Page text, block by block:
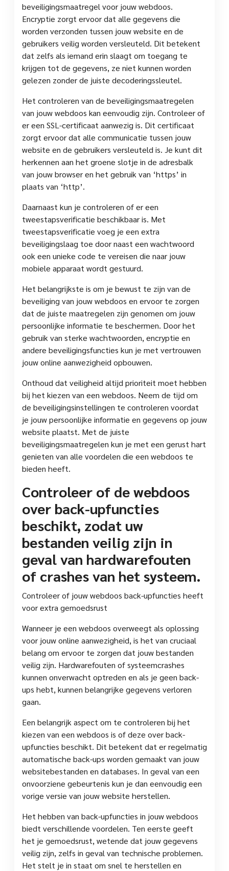
beveiligingsmaatregel voor jouw webdoos.
Encryptie zorgt ervoor dat alle gegevens die
worden verzonden tussen jouw website en de
gebruikers veilig worden versleuteld. Dit betekent
dat zelfs als iemand erin slaagt om toegang te
krijgen tot de gegevens, ze niet kunnen worden
gelezen zonder de juiste decoderingssleutel.
Het controleren van de beveiligingsmaatregelen
van jouw webdoos kan eenvoudig zijn. Controleer of
er een SSL-certificaat aanwezig is. Dit certificaat
zorgt ervoor dat alle communicatie tussen jouw
website en de gebruikers versleuteld is. Je kunt dit
herkennen aan het groene slotje in de adresbalk
van jouw browser en het gebruik van ‘https’ in
plaats van ‘http’.
Daarnaast kun je controleren of er een
tweestapsverificatie beschikbaar is. Met
tweestapsverificatie voeg je een extra
beveiligingslaag toe door naast een wachtwoord
ook een unieke code te vereisen die naar jouw
mobiele apparaat wordt gestuurd.
Het belangrijkste is om je bewust te zijn van de
beveiliging van jouw webdoos en ervoor te zorgen
dat de juiste maatregelen zijn genomen om jouw
persoonlijke informatie te beschermen. Door het
gebruik van sterke wachtwoorden, encryptie en
andere beveiligingsfuncties kun je met vertrouwen
jouw online aanwezigheid opbouwen.
Onthoud dat veiligheid altijd prioriteit moet hebben
bij het kiezen van een webdoos. Neem de tijd om
de beveiligingsinstellingen te controleren voordat
je jouw persoonlijke informatie en gegevens op jouw
website plaatst. Met de juiste
beveiligingsmaatregelen kun je met een gerust hart
genieten van alle voordelen die een webdoos te
bieden heeft.
Controleer of de webdoos
over back-upfuncties
beschikt, zodat uw
bestanden veilig zijn in
geval van hardwarefouten
of crashes van het systeem.
Controleer of jouw webdoos back-upfuncties heeft
voor extra gemoedsrust
Wanneer je een webdoos overweegt als oplossing
voor jouw online aanwezigheid, is het van cruciaal
belang om ervoor te zorgen dat jouw bestanden
veilig zijn. Hardwarefouten of systeemcrashes
kunnen onverwacht optreden en als je geen back-
ups hebt, kunnen belangrijke gegevens verloren
gaan.
Een belangrijk aspect om te controleren bij het
kiezen van een webdoos is of deze over back-
upfuncties beschikt. Dit betekent dat er regelmatig
automatische back-ups worden gemaakt van jouw
websitebestanden en databases. In geval van een
onvoorziene gebeurtenis kun je dan eenvoudig een
vorige versie van jouw website herstellen.
Het hebben van back-upfuncties in jouw webdoos
biedt verschillende voordelen. Ten eerste geeft
het je gemoedsrust, wetende dat jouw gegevens
veilig zijn, zelfs in geval van technische problemen.
Het stelt je in staat om snel te herstellen en